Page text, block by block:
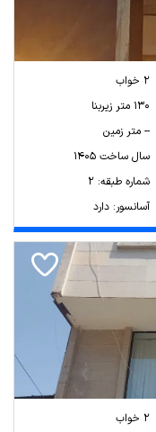
2 خواب
130 متر زیربنا
-- متر زمین
سال ساخت 1405
شماره طبقه: 2
آسانسور: دارد
2 خواب